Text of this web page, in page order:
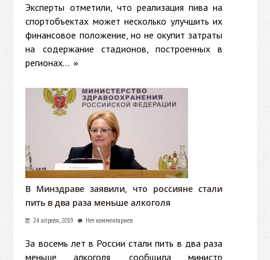
Эксперты отметили, что реализация пива на
спортобъектах может несколько улучшить их
финансовое положение, но не окупит затраты
на содержание стадионов, построенных в
регионах... »
В Минздраве заявили, что россияне стали
пить в два раза меньше алкоголя
24 апреля, 2019 Нет комментариев
За восемь лет в России стали пить в два раза
меньше алкоголя, сообщила министр